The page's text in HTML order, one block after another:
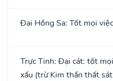
Đại Hồng Sa: Tốt mọi việc
Trực Tinh: Đại cát: tốt
xấu (trừ Kim thần thất